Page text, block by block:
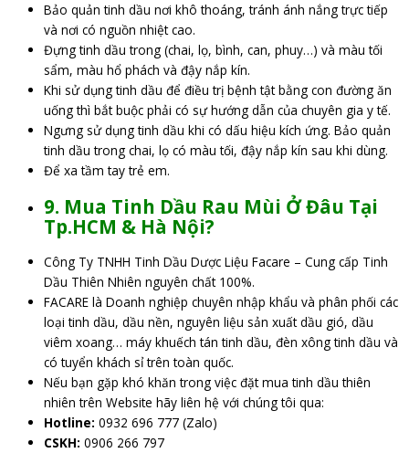
Bảo quản tinh dầu nơi khô thoáng, tránh ánh nắng trực tiếp
và nơi có nguồn nhiệt cao.
Đựng tinh dầu trong (chai, lọ, bình, can, phuy…) và màu tối
sẩm, màu hổ phách và đậy nắp kín.
Khi sử dụng tinh dầu để điều trị bệnh tật bằng con đường ăn
uống thì bắt buộc phải có sự hướng dẫn của chuyên gia y tế.
Ngưng sử dụng tinh dầu khi có dấu hiệu kích ứng. Bảo quản
tinh dầu trong chai, lọ có màu tối, đậy nắp kín sau khi dùng.
Để xa tầm tay trẻ em.
9. Mua Tinh Dầu Rau Mùi Ở Đâu Tại
Tp.HCM & Hà Nội?
Công Ty TNHH Tinh Dầu Dược Liệu Facare – Cung cấp Tinh
Dầu Thiên Nhiên nguyên chất 100%.
FACARE là Doanh nghiệp chuyên nhập khẩu và phân phối các
loại tinh dầu, dầu nền, nguyên liệu sản xuất dầu gió, dầu
viêm xoang… máy khuếch tán tinh dầu, đèn xông tinh dầu và
có tuyển khách sỉ trên toàn quốc.
Nếu bạn gặp khó khăn trong việc đặt mua tinh dầu thiên
nhiên trên Website hãy liên hệ với chúng tôi qua:
Hotline: 0932 696 777 (Zalo)
CSKH: 0906 266 797